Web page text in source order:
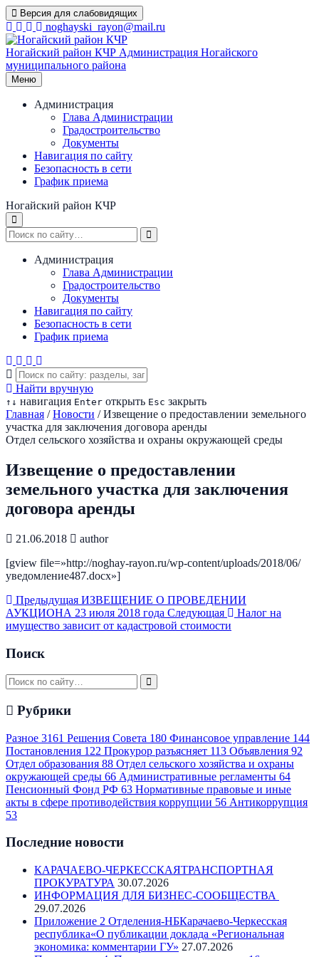
Перейти
к
содержимому
Версия для слабовидящих
noghayski_rayon@mail.ru
Ногайский район КЧР Администрация Ногайского
муниципального района
Меню
Администрация
Глава Администрации
Градостроительство
Документы
Навигация по сайту
Безопасность в сети
График приема
Ногайский район КЧР
Администрация
Глава Администрации
Градостроительство
Документы
Навигация по сайту
Безопасность в сети
График приема
Найти вручную
↑ ↓ навигация Enter открыть Esc закрыть
Главная / Новости / Извещение о предоставлении земельного
участка для заключения договора аренды
Отдел сельского хозяйства и охраны окружающей среды
Извещение о предоставлении
земельного участка для заключения
договора аренды
21.06.2018
author
[gview file=»http://noghay-rayon.ru/wp-content/uploads/2018/06/
уведомление487.docx»]
Предыдущая ИЗВЕЩЕНИЕ О ПРОВЕДЕНИИ
АУКЦИОНА 23 июля 2018 года Следующая
Налог на
имущество зависит от кадастровой стоимости
Поиск
Рубрики
Разное 3161 Решения Совета 180 Финансовое управление 144
Постановления 122 Прокурор разъясняет 113 Объявления 92
Отдел образования 88 Отдел сельского хозяйства и охраны
окружающей среды 66 Административные регламенты 64
Пенсионный Фонд РФ 63 Нормативные правовые и иные
акты в сфере противодействия коррупции 56 Антикоррупция
53
Последние новости
КАРАЧАЕВО-ЧЕРКЕССКАЯТРАНСПОРТНАЯ
ПРОКУРАТУРА 30.07.2026
ИНФОРМАЦИЯ ДЛЯ БИЗНЕС-СООБЩЕСТВА
29.07.2026
Приложение 2 Отделения-НБКарачаево-Черкесская
республика«О публикации доклада «Региональная
экономика: комментарии ГУ» 27.07.2026